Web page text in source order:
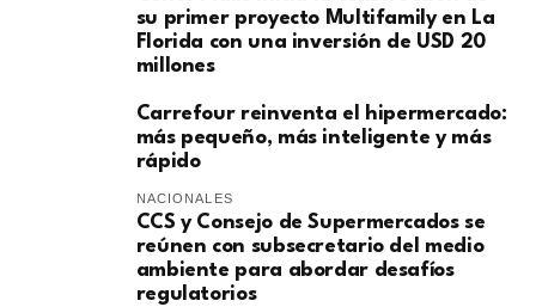
su primer proyecto Multifamily en La
Florida con una inversión de USD 20
millones
Carrefour reinventa el hipermercado:
más pequeño, más inteligente y más
rápido
NACIONALES
CCS y Consejo de Supermercados se
reúnen con subsecretario del medio
ambiente para abordar desafíos
regulatorios